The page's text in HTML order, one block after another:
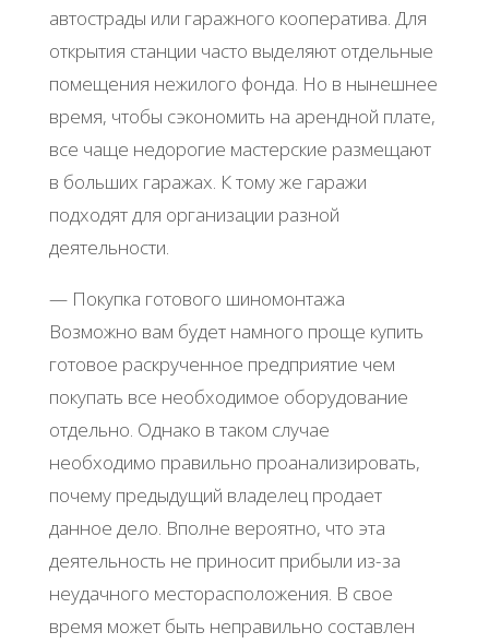
автострады или гаражного кооператива. Для
открытия станции часто выделяют отдельные
помещения нежилого фонда. Но в нынешнее
время, чтобы сэкономить на арендной плате,
все чаще недорогие мастерские размещают
в больших гаражах. К тому же гаражи
подходят для организации разной
деятельности.
— Покупка готового шиномонтажа
Возможно вам будет намного проще купить
готовое раскрученное предприятие чем
покупать все необходимое оборудование
отдельно. Однако в таком случае
необходимо правильно проанализировать,
почему предыдущий владелец продает
данное дело. Вполне вероятно, что эта
деятельность не приносит прибыли из-за
неудачного месторасположения. В свое
время может быть неправильно составлен